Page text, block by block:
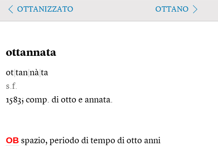
OTTANIZZATO OTTANO
ottannata
ot tan nà ta
s.f.
1583; comp. di otto e annata.
OB spazio, periodo di tempo di otto anni